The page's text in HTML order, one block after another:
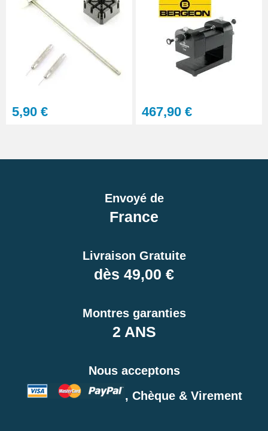
5,90 € 467,90 €
Envoyé de
France
Livraison Gratuite
dès 49,00 €
Montres garanties
2 ANS
Nous acceptons
, Chèque & Virement